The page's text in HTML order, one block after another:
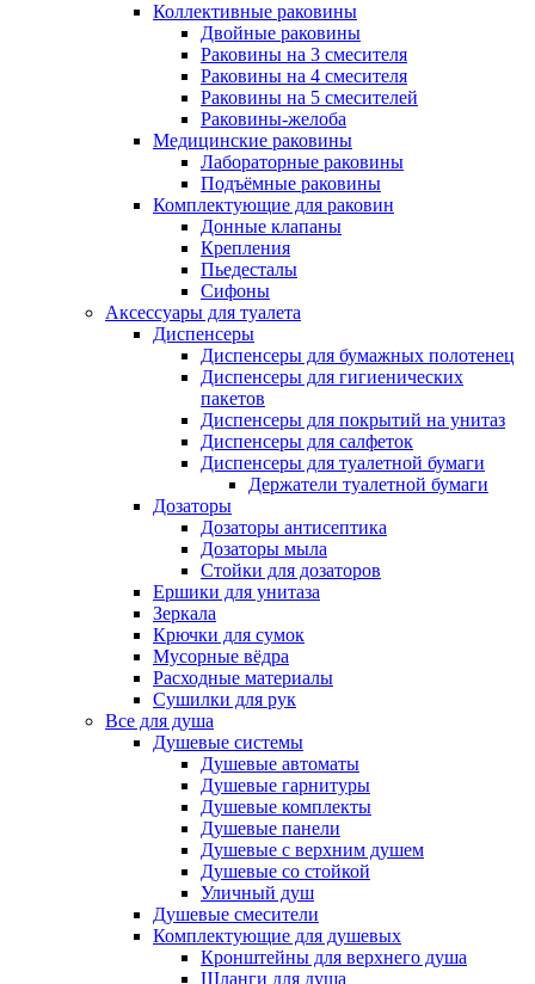
Коллективные раковины
Двойные раковины
Раковины на 3 смесителя
Раковины на 4 смесителя
Раковины на 5 смесителей
Раковины-желоба
Медицинские раковины
Лабораторные раковины
Подъёмные раковины
Комплектующие для раковин
Донные клапаны
Крепления
Пьедесталы
Сифоны
Аксессуары для туалета
Диспенсеры
Диспенсеры для бумажных полотенец
Диспенсеры для гигиенических
пакетов
Диспенсеры для покрытий на унитаз
Диспенсеры для салфеток
Диспенсеры для туалетной бумаги
Держатели туалетной бумаги
Дозаторы
Дозаторы антисептика
Дозаторы мыла
Стойки для дозаторов
Ершики для унитаза
Зеркала
Крючки для сумок
Мусорные вёдра
Расходные материалы
Сушилки для рук
Все для душа
Душевые системы
Душевые автоматы
Душевые гарнитуры
Душевые комплекты
Душевые панели
Душевые с верхним душем
Душевые со стойкой
Уличный душ
Душевые смесители
Комплектующие для душевых
Кронштейны для верхнего душа
Шланги для душа